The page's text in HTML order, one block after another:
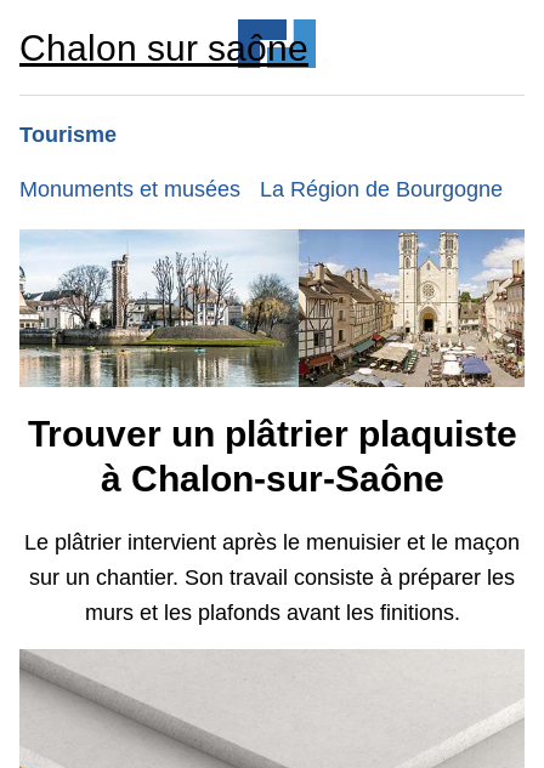
Chalon sur saône
Tourisme
Monuments et musées La Région de Bourgogne
Trouver un plâtrier plaquiste
à Chalon-sur-Saône
Le plâtrier intervient après le menuisier et le maçon
sur un chantier. Son travail consiste à préparer les
murs et les plafonds avant les finitions.